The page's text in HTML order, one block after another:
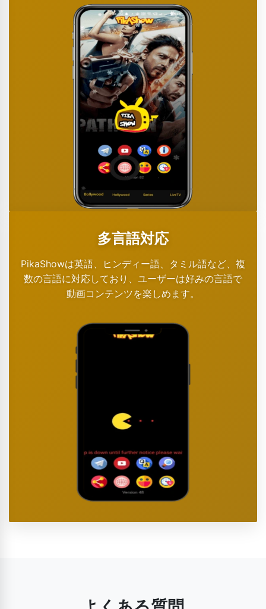
多言語対応
PikaShowは英語、ヒンディー語、タミル語など、複
数の言語に対応しており、ユーザーは好みの言語で
動画コンテンツを楽しめます。